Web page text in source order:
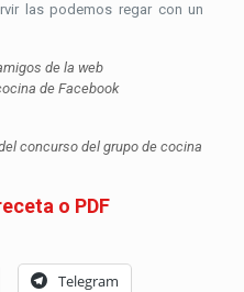
las podemos regar con un
de la web
de Facebook
concurso del grupo de cocina
o PDF
Telegram